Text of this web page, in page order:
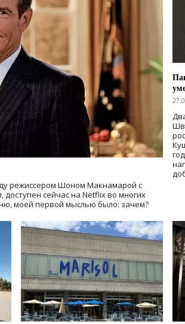
режиссером Шоном Макнамарой с
сейчас на Netflix во многих
моей первой мыслью было: зачем?